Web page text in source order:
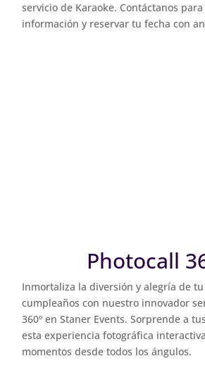
servicio de Karaoke. Contáctanos
información y reservar tu fecha con
Photocall
Inmortaliza la diversión y alegría de
cumpleaños con nuestro innovador
360º en Staner Events. Sorprende a
esta experiencia fotográfica
momentos desde todos los ángulos.